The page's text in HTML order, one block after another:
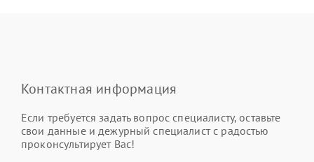
Контактная информация
Если требуется задать вопрос специалисту, оставьте
свои данные и дежурный специалист с радостью
проконсультирует Вас!